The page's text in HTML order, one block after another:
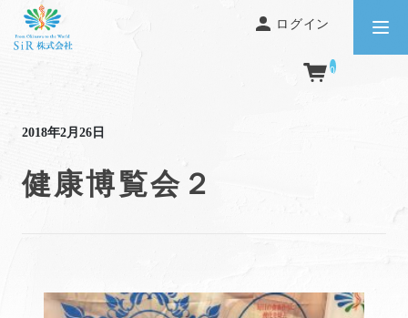
ログイン
0
2018年2月26日
健康博覧会２
前の記事